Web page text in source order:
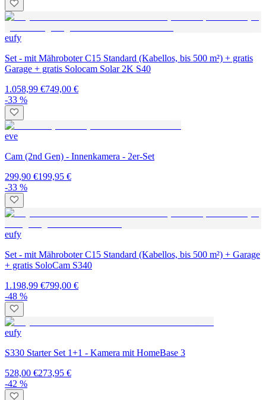
eufy
Set - mit Mähroboter C15 Standard (Kabellos, bis 500 m²) + gratis
Garage + gratis Solocam Solar 2K S40
1.058,99 €749,00 €
-33 %
eve
Cam (2nd Gen) - Innenkamera - 2er-Set
299,90 €199,95 €
-33 %
eufy
Set - mit Mähroboter C15 Standard (Kabellos, bis 500 m²) + Garage
+ gratis SoloCam S340
1.198,99 €799,00 €
-48 %
eufy
S330 Starter Set 1+1 - Kamera mit HomeBase 3
528,00 €273,95 €
-42 %